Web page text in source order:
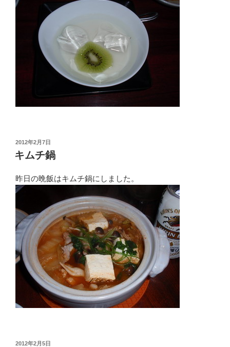
投
稿
日:
2012年2月7日
キムチ鍋
昨日の晩飯はキムチ鍋にしました。
投
2012年2月5日